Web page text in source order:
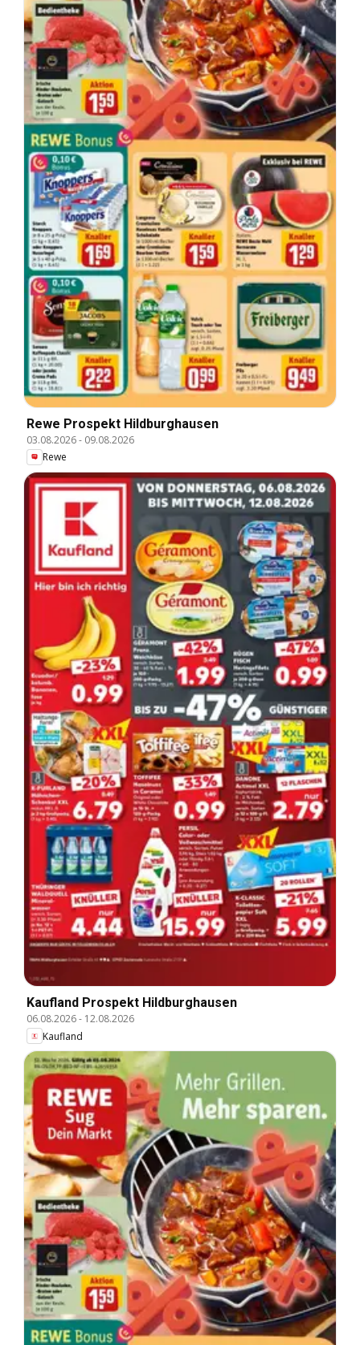
Rewe Prospekt Hildburghausen
03.08.2026- 09.08.2026
Rewe
Kaufland Prospekt Hildburghausen
06.08.2026- 12.08.2026
Kaufland